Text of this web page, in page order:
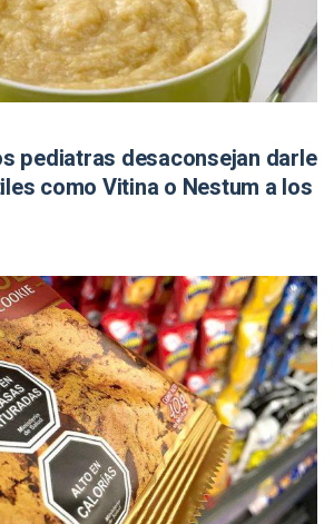
pediatras desaconsejan darle
como Vitina o Nestum a los